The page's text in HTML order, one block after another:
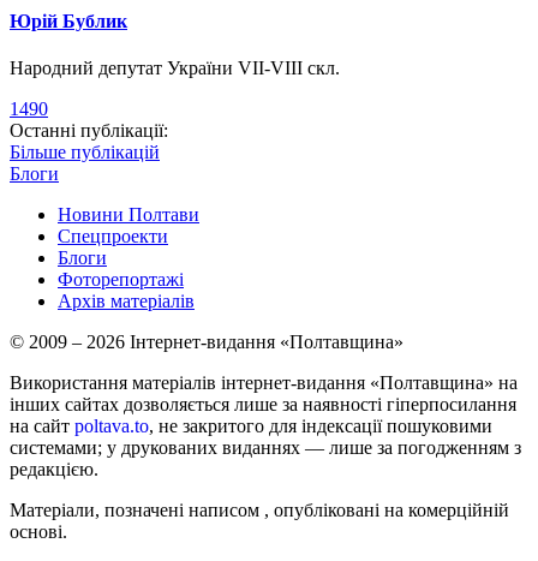
Юрій Бублик
Народний депутат України VII-VIII скл.
1490
Останні публікації:
Більше публікацій
Блоги
Новини Полтави
Спецпроекти
Блоги
Фоторепортажі
Архів матеріалів
© 2009 – 2026 Інтернет-видання «Полтавщина»
Використання матеріалів інтернет-видання «Полтавщина» на
інших сайтах дозволяється лише за наявності гіперпосилання
на сайт poltava.to, не закритого для індексації пошуковими
системами; у друкованих виданнях — лише за погодженням з
редакцією.
Матеріали, позначені написом , опубліковані на комерційній
основі.